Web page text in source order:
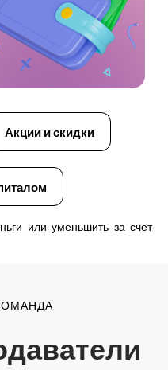
Акции и скидки
или уменьшить за счет